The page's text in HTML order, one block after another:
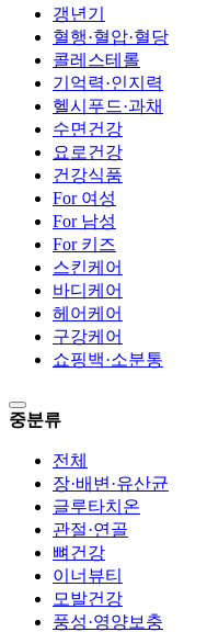
갱년기
혈행·혈압·혈당
콜레스테롤
기억력·인지력
헬시푸드·과채
수면건강
요로건강
건강식품
For 여성
For 남성
For 키즈
스킨케어
바디케어
헤어케어
구강케어
쇼핑백·소분통
중분류
전체
장·배변·유산균
글루타치온
관절·연골
뼈건강
이너뷰티
모발건강
풍성·영양보충